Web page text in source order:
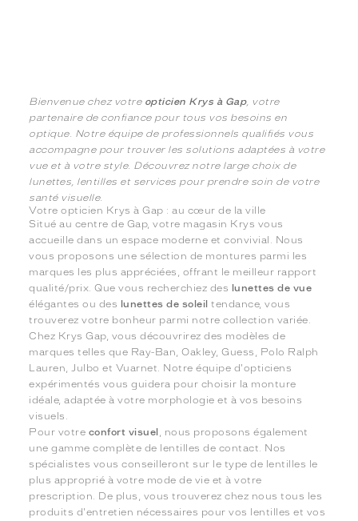
Bienvenue chez votre opticien Krys à Gap, votre
partenaire de confiance pour tous vos besoins en
optique. Notre équipe de professionnels qualifiés vous
accompagne pour trouver les solutions adaptées à votre
vue et à votre style. Découvrez notre large choix de
lunettes, lentilles et services pour prendre soin de votre
santé visuelle.
Votre opticien Krys à Gap : au cœur de la ville
Situé au centre de Gap, votre magasin Krys vous
accueille dans un espace moderne et convivial. Nous
vous proposons une sélection de montures parmi les
marques les plus appréciées, offrant le meilleur rapport
qualité/prix. Que vous recherchiez des lunettes de vue
élégantes ou des lunettes de soleil tendance, vous
trouverez votre bonheur parmi notre collection variée.
Chez Krys Gap, vous découvrirez des modèles de
marques telles que Ray-Ban, Oakley, Guess, Polo Ralph
Lauren, Julbo et Vuarnet. Notre équipe d'opticiens
expérimentés vous guidera pour choisir la monture
idéale, adaptée à votre morphologie et à vos besoins
visuels.
Pour votre confort visuel , nous proposons également
une gamme complète de lentilles de contact. Nos
spécialistes vous conseilleront sur le type de lentilles le
plus approprié à votre mode de vie et à votre
prescription. De plus, vous trouverez chez nous tous les
produits d'entretien nécessaires pour vos lentilles et vos